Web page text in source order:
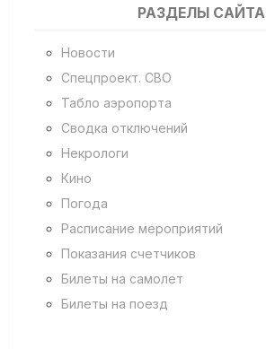
РАЗДЕЛЫ САЙТА
Новости
Спецпроект. СВО
Табло аэропорта
Сводка отключений
Некрологи
Кино
Погода
Расписание мероприятий
Показания счетчиков
Билеты на самолет
Билеты на поезд